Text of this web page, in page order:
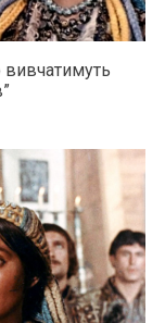
вивчатимуть